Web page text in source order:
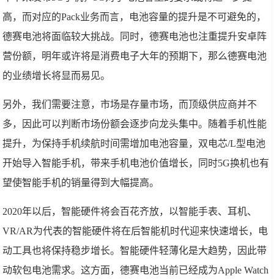
高，而对应的Pack业务而言，电池容量的提升是不可避免的，
德赛电池将面临较大挑战。同时，德赛电池也注重提升安卓阵
营份额，明年或许将是消费电子大年的预期下，那么德赛电池
的业绩增长将显而易见。
另外，我们需要注意，市场是存量市场，而顶级供应商并不
多，因此可以判断市场份额会逐步向龙头集中。随着手机性能
提升，为保持手机续航时间需增加电池容量，双电芯/L型电池
开始导入智能手机，带来手机电池价值增长，同时5G换机也有
望使智能手机的销量得到大幅提高。
2020年以后，智能硬件将会百花齐放，以智能手表、耳机、
VR/AR为代表的智能硬件将在后智能机时代迎来快速增长，电
动工具也将保持稳步增长。智能硬件轻薄化是大趋势，因此带
动软包电池需求。这方面，德赛电池当前已经成为Apple Watch